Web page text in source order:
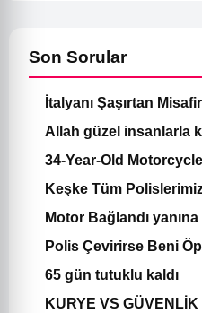
Son Sorular
İtalyanı Şaşırtan
Allah güzel insanlarla
34-Year-Old
Keşke Tüm
Motor Bağlandı
Polis Çevirirse Beni
65 gün tutuklu kaldı
KURYE VS GÜVENLİK